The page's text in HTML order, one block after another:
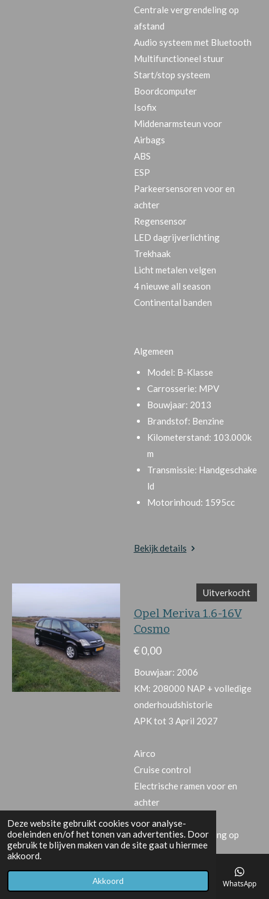
Deze website gebruikt cookies voor analyse-
doeleinden en/of het tonen van advertenties. Door
gebruik te blijven maken van de site gaat u hiermee
akkoord.
Akkoord
Centrale vergrendeling op
afstand
Audio systeem met Bluetooth
Multifunctioneel stuur
Start/stop systeem
Boordcomputer
Isofix
Middenarmsteun voor
Airbags
ABS
ESP
Parkeersensoren voor en
achter
Regensensor
LED dagrijverlichting
Trekhaak
Licht metalen velgen
4 nieuwe all season
Continental banden
Algemeen
Model: B-Klasse
Carrosserie: MPV
Bouwjaar: 2013
Brandstof: Benzine
Kilometerstand: 103.000k
m
Transmissie: Handgeschake
ld
Motorinhoud: 1595cc
Bekijk details
Uitverkocht
Opel Meriva 1.6-16V
Cosmo
€ 0,00
Bouwjaar: 2006
KM: 208000 NAP + volledige
onderhoudshistorie
APK tot 3 April 2027
Airco
Cruise control
Electrische ramen voor en
achter
Electrische spiegels
Centrale vergrendeling op
afstand
Radio CD met stuurbediening
Telefoonnummer WhatsApp